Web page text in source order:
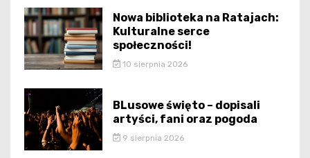
Nowa biblioteka na Ratajach:
Kulturalne serce
społeczności!
10 sierpnia 2026
BLusowe święto – dopisali
artyści, fani oraz pogoda
9 sierpnia 2026